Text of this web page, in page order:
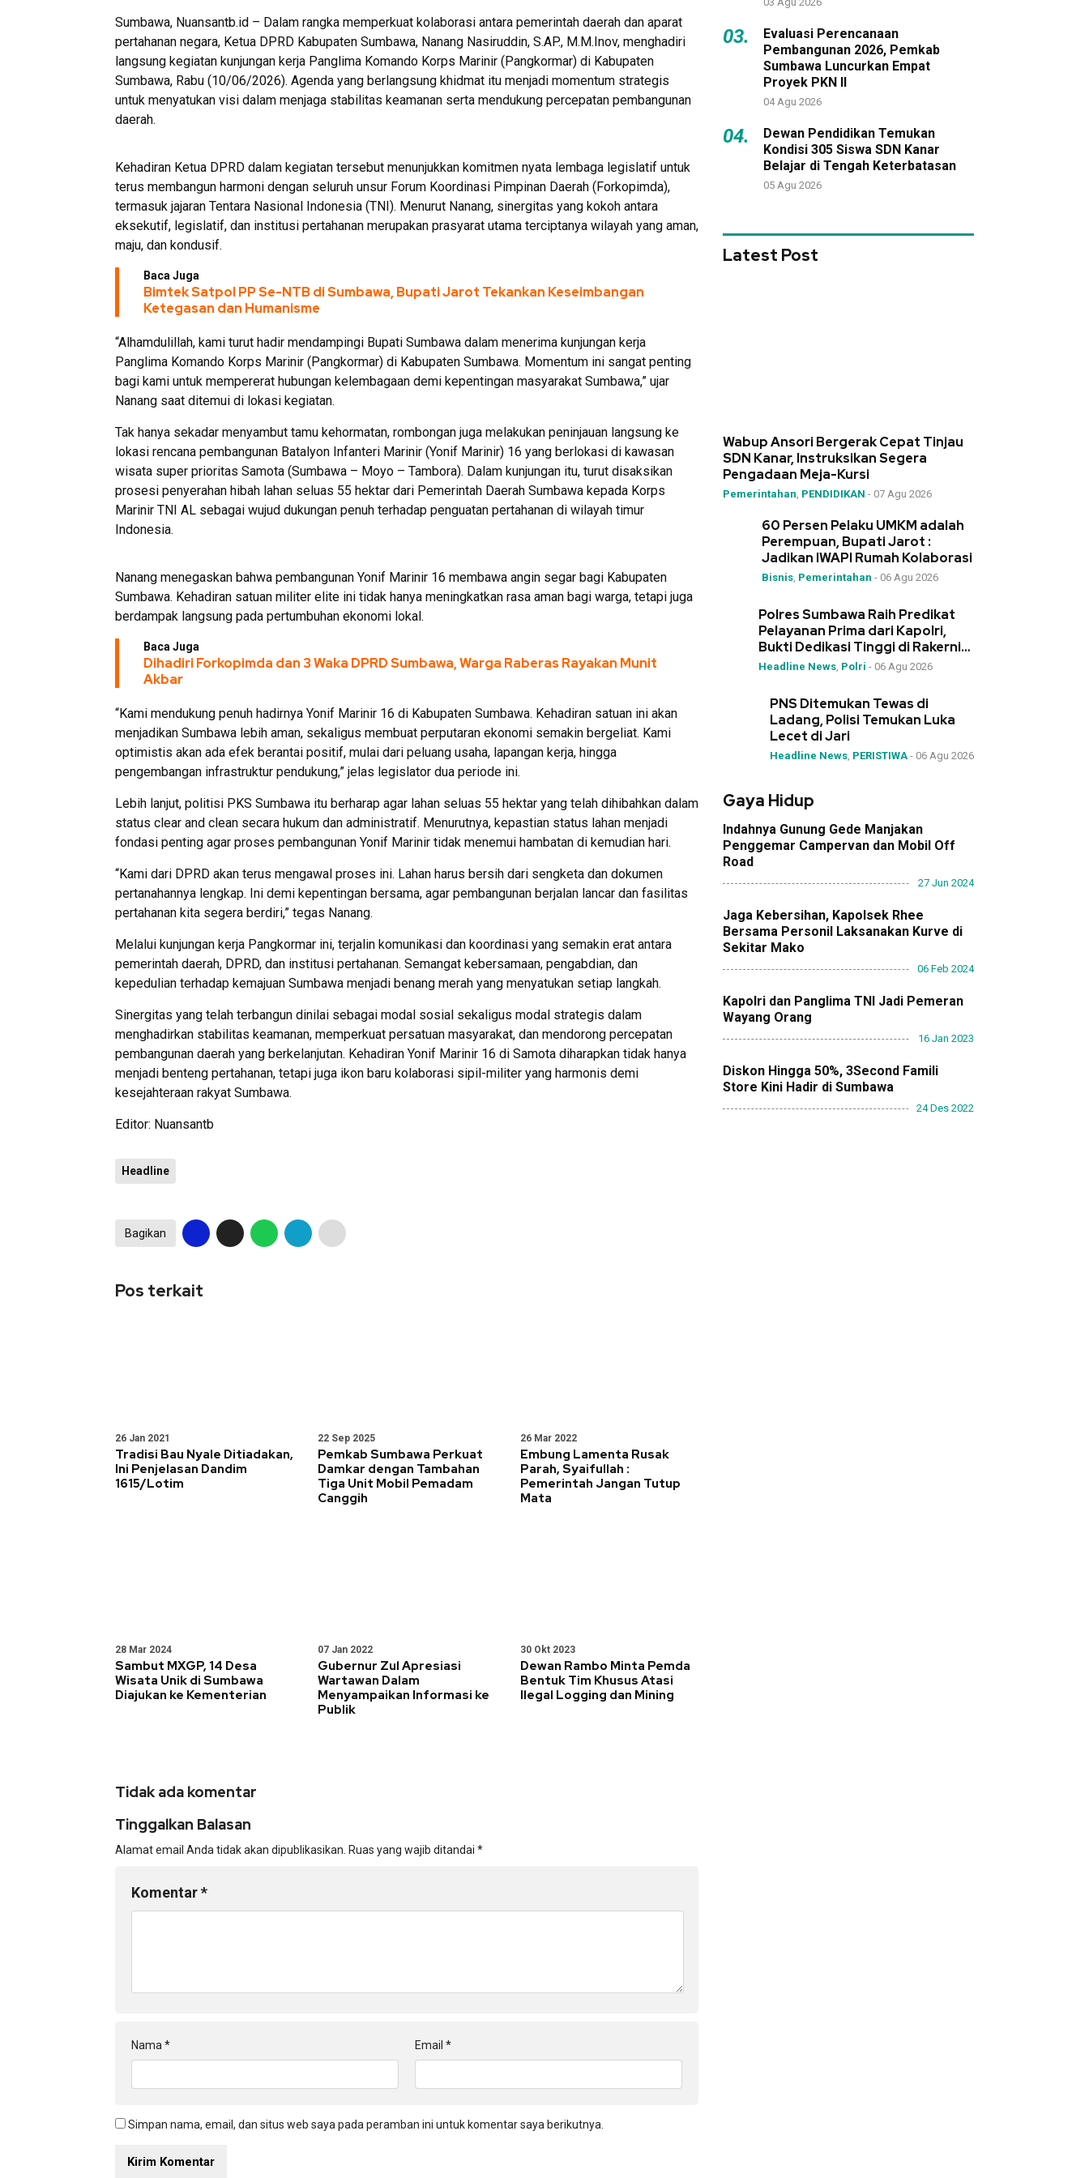
Sumbawa, Nuansantb.id – Dalam rangka memperkuat kolaborasi antara pemerintah daerah dan aparat
pertahanan negara, Ketua DPRD Kabupaten Sumbawa, Nanang Nasiruddin, S.AP., M.M.Inov, menghadiri
langsung kegiatan kunjungan kerja Panglima Komando Korps Marinir (Pangkormar) di Kabupaten
Sumbawa, Rabu (10/06/2026). Agenda yang berlangsung khidmat itu menjadi momentum strategis
untuk menyatukan visi dalam menjaga stabilitas keamanan serta mendukung percepatan pembangunan
daerah.
Kehadiran Ketua DPRD dalam kegiatan tersebut menunjukkan komitmen nyata lembaga legislatif untuk
terus membangun harmoni dengan seluruh unsur Forum Koordinasi Pimpinan Daerah (Forkopimda),
termasuk jajaran Tentara Nasional Indonesia (TNI). Menurut Nanang, sinergitas yang kokoh antara
eksekutif, legislatif, dan institusi pertahanan merupakan prasyarat utama terciptanya wilayah yang aman,
maju, dan kondusif.
Baca Juga
Bimtek Satpol PP Se-NTB di Sumbawa, Bupati Jarot Tekankan Keseimbangan
Ketegasan dan Humanisme
“Alhamdulillah, kami turut hadir mendampingi Bupati Sumbawa dalam menerima kunjungan kerja
Panglima Komando Korps Marinir (Pangkormar) di Kabupaten Sumbawa. Momentum ini sangat penting
bagi kami untuk mempererat hubungan kelembagaan demi kepentingan masyarakat Sumbawa,” ujar
Nanang saat ditemui di lokasi kegiatan.
Tak hanya sekadar menyambut tamu kehormatan, rombongan juga melakukan peninjauan langsung ke
lokasi rencana pembangunan Batalyon Infanteri Marinir (Yonif Marinir) 16 yang berlokasi di kawasan
wisata super prioritas Samota (Sumbawa – Moyo – Tambora). Dalam kunjungan itu, turut disaksikan
prosesi penyerahan hibah lahan seluas 55 hektar dari Pemerintah Daerah Sumbawa kepada Korps
Marinir TNI AL sebagai wujud dukungan penuh terhadap penguatan pertahanan di wilayah timur
Indonesia.
Nanang menegaskan bahwa pembangunan Yonif Marinir 16 membawa angin segar bagi Kabupaten
Sumbawa. Kehadiran satuan militer elite ini tidak hanya meningkatkan rasa aman bagi warga, tetapi juga
berdampak langsung pada pertumbuhan ekonomi lokal.
Baca Juga
Dihadiri Forkopimda dan 3 Waka DPRD Sumbawa, Warga Raberas Rayakan Munit
Akbar
“Kami mendukung penuh hadirnya Yonif Marinir 16 di Kabupaten Sumbawa. Kehadiran satuan ini akan
menjadikan Sumbawa lebih aman, sekaligus membuat perputaran ekonomi semakin bergeliat. Kami
optimistis akan ada efek berantai positif, mulai dari peluang usaha, lapangan kerja, hingga
pengembangan infrastruktur pendukung,” jelas legislator dua periode ini.
Lebih lanjut, politisi PKS Sumbawa itu berharap agar lahan seluas 55 hektar yang telah dihibahkan dalam
status clear and clean secara hukum dan administratif. Menurutnya, kepastian status lahan menjadi
fondasi penting agar proses pembangunan Yonif Marinir tidak menemui hambatan di kemudian hari.
“Kami dari DPRD akan terus mengawal proses ini. Lahan harus bersih dari sengketa dan dokumen
pertanahannya lengkap. Ini demi kepentingan bersama, agar pembangunan berjalan lancar dan fasilitas
pertahanan kita segera berdiri,” tegas Nanang.
Melalui kunjungan kerja Pangkormar ini, terjalin komunikasi dan koordinasi yang semakin erat antara
pemerintah daerah, DPRD, dan institusi pertahanan. Semangat kebersamaan, pengabdian, dan
kepedulian terhadap kemajuan Sumbawa menjadi benang merah yang menyatukan setiap langkah.
Sinergitas yang telah terbangun dinilai sebagai modal sosial sekaligus modal strategis dalam
menghadirkan stabilitas keamanan, memperkuat persatuan masyarakat, dan mendorong percepatan
pembangunan daerah yang berkelanjutan. Kehadiran Yonif Marinir 16 di Samota diharapkan tidak hanya
menjadi benteng pertahanan, tetapi juga ikon baru kolaborasi sipil-militer yang harmonis demi
kesejahteraan rakyat Sumbawa.
Editor: Nuansantb
Headline
Bagikan
Pos terkait
26 Jan 2021
Tradisi Bau Nyale Ditiadakan,
Ini Penjelasan Dandim
1615/Lotim
22 Sep 2025
Pemkab Sumbawa Perkuat
Damkar dengan Tambahan
Tiga Unit Mobil Pemadam
Canggih
26 Mar 2022
Embung Lamenta Rusak
Parah, Syaifullah :
Pemerintah Jangan Tutup
Mata
28 Mar 2024
Sambut MXGP, 14 Desa
Wisata Unik di Sumbawa
Diajukan ke Kementerian
07 Jan 2022
Gubernur Zul Apresiasi
Wartawan Dalam
Menyampaikan Informasi ke
Publik
30 Okt 2023
Dewan Rambo Minta Pemda
Bentuk Tim Khusus Atasi
Ilegal Logging dan Mining
Tidak ada komentar
Tinggalkan Balasan
Alamat email Anda tidak akan dipublikasikan. Ruas yang wajib ditandai *
Komentar*
Nama * Email *
Simpan nama, email, dan situs web saya pada peramban ini untuk komentar saya berikutnya.
03.
Evaluasi Perencanaan
Pembangunan 2026, Pemkab
Sumbawa Luncurkan Empat
Proyek PKN II
04 Agu 2026
04.
Dewan Pendidikan Temukan
Kondisi 305 Siswa SDN Kanar
Belajar di Tengah Keterbatasan
05 Agu 2026
Latest Post
Wabup Ansori Bergerak Cepat Tinjau
SDN Kanar, Instruksikan Segera
Pengadaan Meja-Kursi
Pemerintahan, PENDIDIKAN - 07 Agu 2026
60 Persen Pelaku UMKM adalah
Perempuan, Bupati Jarot :
Jadikan IWAPI Rumah Kolaborasi
Bisnis, Pemerintahan - 06 Agu 2026
Polres Sumbawa Raih Predikat
Pelayanan Prima dari Kapolri,
Bukti Dedikasi Tinggi di Rakernis
Polda NTB
Headline News, Polri - 06 Agu 2026
PNS Ditemukan Tewas di
Ladang, Polisi Temukan Luka
Lecet di Jari
Headline News, PERISTIWA- 06 Agu 2026
Gaya Hidup
Indahnya Gunung Gede Manjakan
Penggemar Campervan dan Mobil Off
Road
27 Jun 2024
Jaga Kebersihan, Kapolsek Rhee
Bersama Personil Laksanakan Kurve di
Sekitar Mako
06 Feb 2024
Kapolri dan Panglima TNI Jadi Pemeran
Wayang Orang
16 Jan 2023
Diskon Hingga 50%, 3Second Famili
Store Kini Hadir di Sumbawa
24 Des 2022